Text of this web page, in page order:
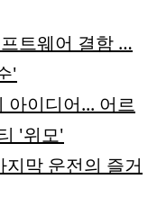
트웨어 결함 …
'
아이디어... 어르
'위모'
지막 운전의 즐거